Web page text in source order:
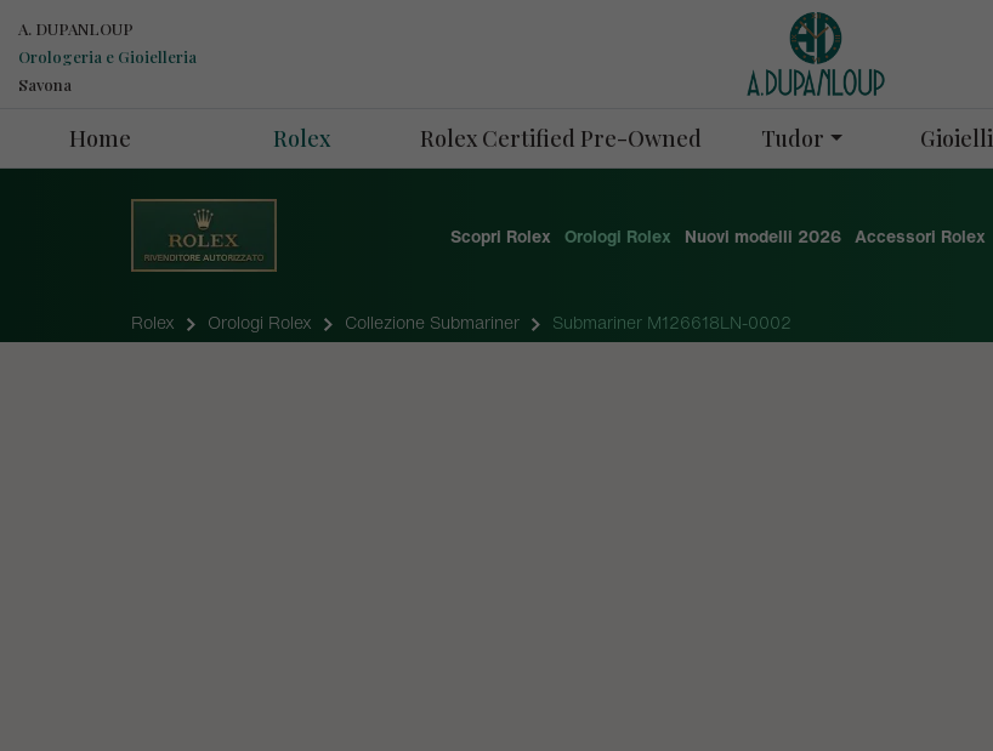
A. DUPANLOUP
Orologeria e Gioielleria
Savona
Home Rolex Rolex Certified Pre-Owned Tudor Gioielli
Scopri Rolex Orologi Rolex Nuovi modelli 2026 Accessori Rolex
Rolex Orologi Rolex Collezione Submariner Submariner M126618LN-0002